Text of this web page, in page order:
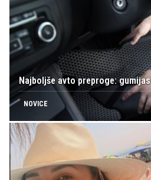
Najboljše avto preproge:
NOVICE